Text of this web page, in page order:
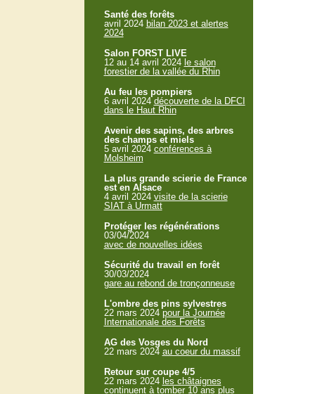
Santé des forêts
avril 2024 bilan 2023 et alertes
2024
Salon FORST LIVE
12 au 14 avril 2024 le salon
forestier de la vallée du Rhin
Au feu les pompiers
6 avril 2024 découverte de la DFCI
dans le Haut Rhin
Avenir des sapins, des arbres
des champs et miels
5 avril 2024 conférences à
Molsheim
La plus grande scierie de France
est en Alsace
4 avril 2024 visite de la scierie
SIAT à Urmatt
Protéger les régénérations
03/04/2024
avec de nouvelles idées
Sécurité du travail en forêt
30/03/2024
gare au rebond de tronçonneuse
L'ombre des pins sylvestres
22 mars 2024 pour la Journée
Internationale des Forêts
AG des Vosges du Nord
22 mars 2024 au coeur du massif
Retour sur coupe 4/5
22 mars 2024 les châtaignes
continuent à tomber 10 ans plus